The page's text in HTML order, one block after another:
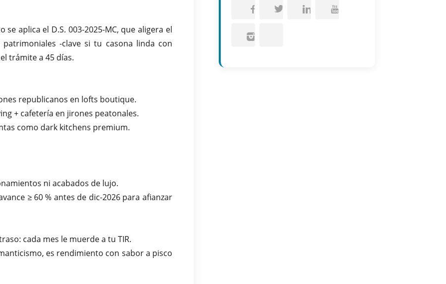
se aplica el D.S. 003-2025-MC, que aligera el
patrimoniales -clave si tu casona linda con
trámite a 45 días.
republicanos en lofts boutique.
+ cafetería en jirones peatonales.
como dark kitchens premium.
ni acabados de lujo.
≥ 60 % antes de dic-2026 para afianzar
cada mes le muerde a tu TIR.
es rendimiento con sabor a pisco